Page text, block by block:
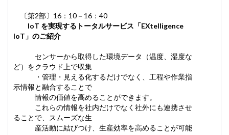
〔第2部〕16：10－16：40
IoT を実現するトータルサービス「EXtelligence
IoT」のご紹介
センサーから取得した環境データ（温度、湿度な
ど）をクラウド上で収集
・管理・見える化するだけでなく、工程や作業指
示情報と融合することで
情報の価値を高めることができます。
これらの情報を社内だけでなく社外にも連携させ
ることで、スムーズな生
産活動に結びつけ、生産効率を高めることが可能